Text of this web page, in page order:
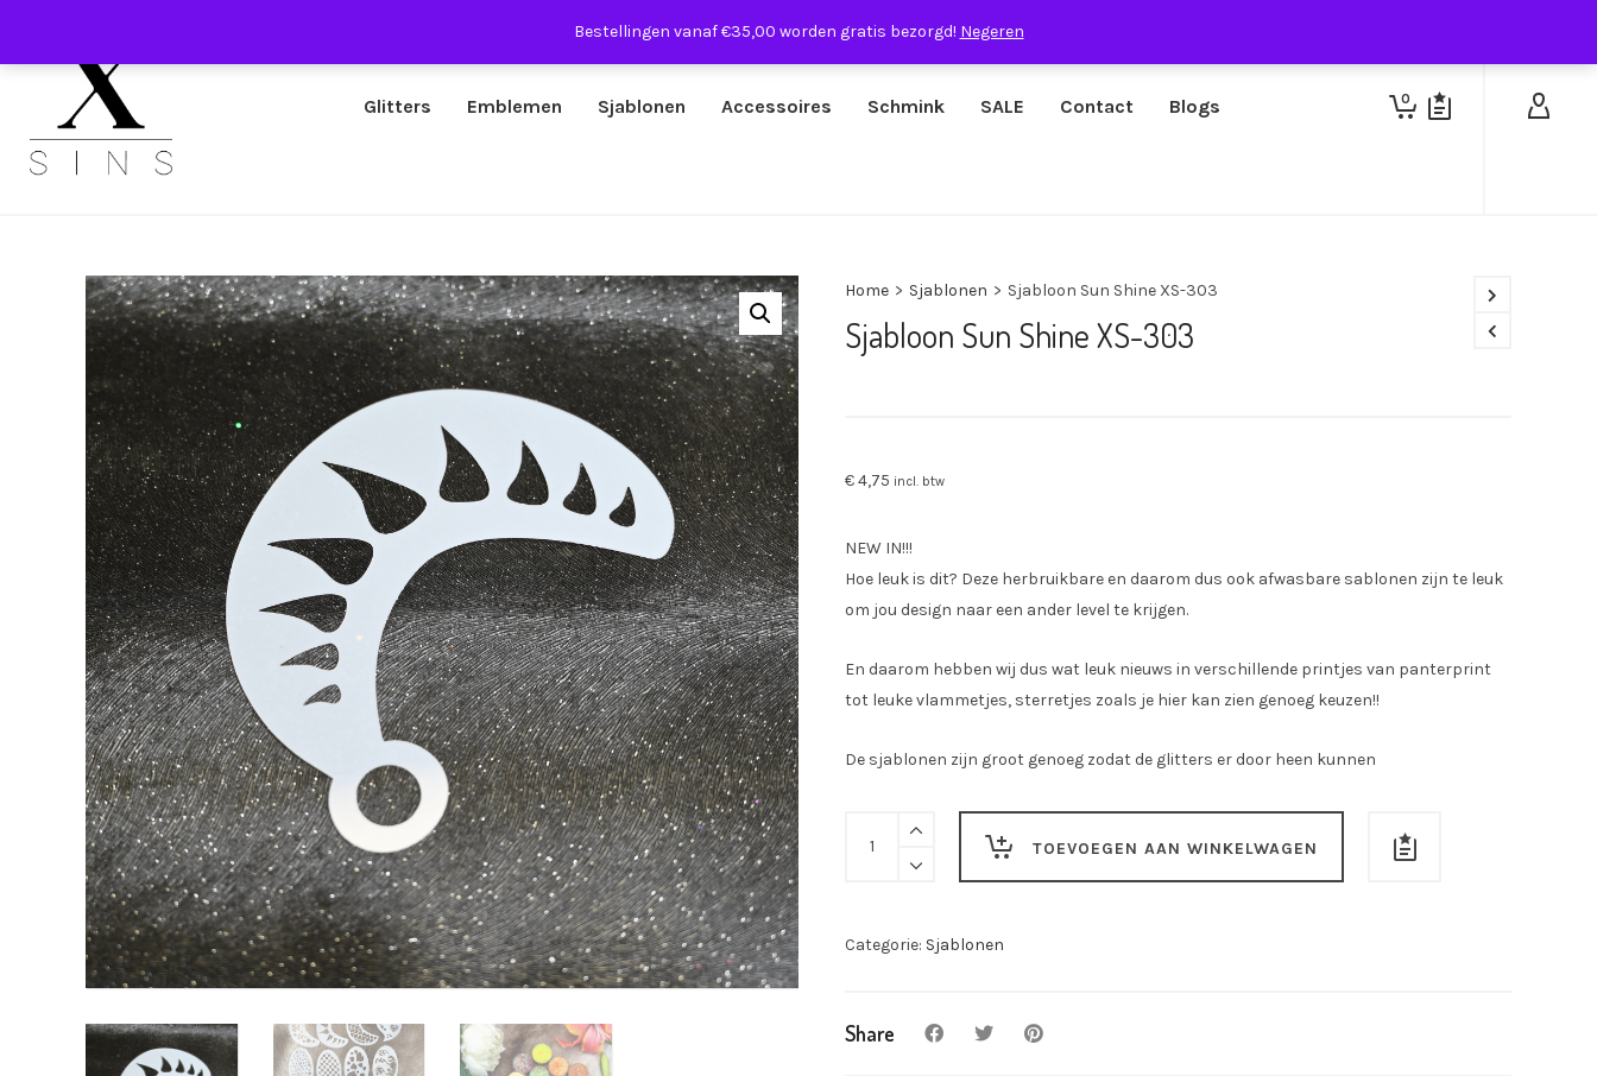
Bestellingen vanaf €35,00 worden gratis bezorgd! Negeren
Glitters Emblemen Sjablonen Accessoires Schmink SALE Contact Blogs 0
Home > Sjablonen > Sjabloon Sun Shine XS-303
Sjabloon Sun Shine XS-303
€4,75 incl. btw
NEW IN!!!
Hoe leuk is dit? Deze herbruikbare en daarom dus ook afwasbare sablonen zijn te leuk
om jou design naar een ander level te krijgen.
En daarom hebben wij dus wat leuk nieuws in verschillende printjes van panterprint
tot leuke vlammetjes, sterretjes zoals je hier kan zien genoeg keuzen!!
De sjablonen zijn groot genoeg zodat de glitters er door heen kunnen
Sun
303
TOEVOEGEN AAN WINKELWAGEN
Categorie: Sjablonen
Share